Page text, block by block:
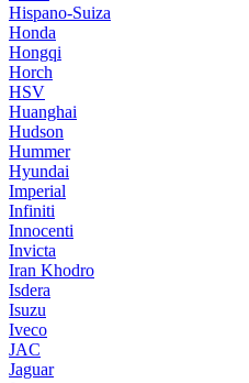
Hispano-Suiza
Honda
Hongqi
Horch
HSV
Huanghai
Hudson
Hummer
Hyundai
Imperial
Infiniti
Innocenti
Invicta
Iran Khodro
Isdera
Isuzu
Iveco
JAC
Jaguar